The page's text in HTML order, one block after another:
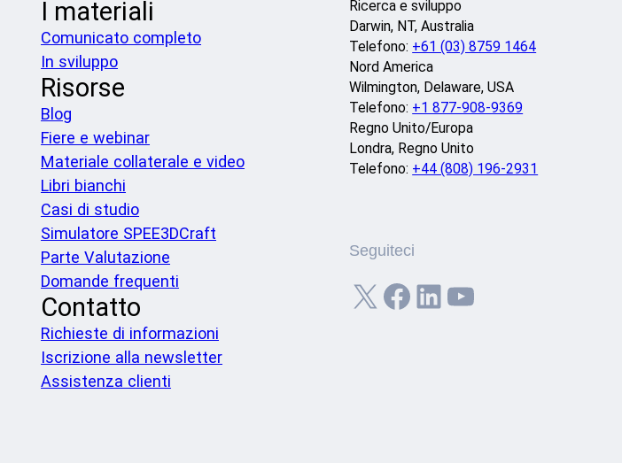
I materiali
Comunicato completo
In sviluppo
Risorse
Blog
Fiere e webinar
Materiale collaterale e video
Libri bianchi
Casi di studio
Simulatore SPEE3DCraft
Parte Valutazione
Domande frequenti
Contatto
Richieste di informazioni
Iscrizione alla newsletter
Assistenza clienti
Ricerca e sviluppo
Darwin, NT, Australia
Telefono: +61 (03) 8759 1464
Nord America
Wilmington, Delaware, USA
Telefono: +1 877-908-9369
Regno Unito/Europa
Londra, Regno Unito
Telefono: +44 (808) 196-2931
Seguiteci
X Facebook LinkedIn YouTube